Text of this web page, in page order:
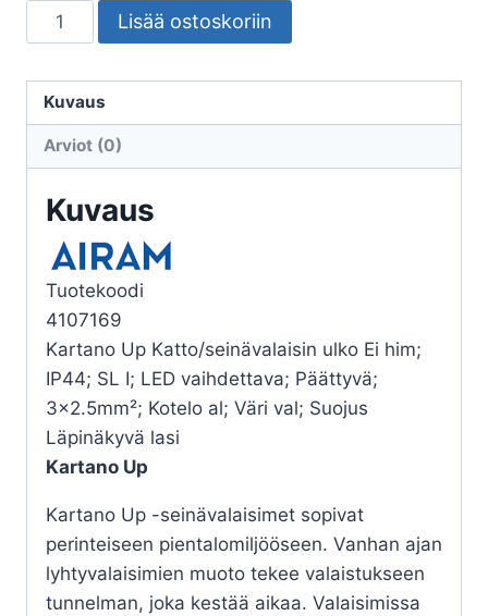
SEINÄVALAISIN
ULKO
IP44
E27
UP
määrä
Lisää ostoskoriin
Kuvaus
Arviot (0)
Kuvaus
Tuotekoodi
4107169
Kartano Up Katto/seinävalaisin ulko Ei him;
IP44; SL I; LED vaihdettava; Päättyvä;
3×2.5mm²; Kotelo al; Väri val; Suojus
Läpinäkyvä lasi
Kartano Up
Kartano Up -seinävalaisimet sopivat
perinteiseen pientalomiljööseen. Vanhan ajan
lyhtyvalaisimien muoto tekee valaistukseen
tunnelman, joka kestää aikaa. Valaisimissa